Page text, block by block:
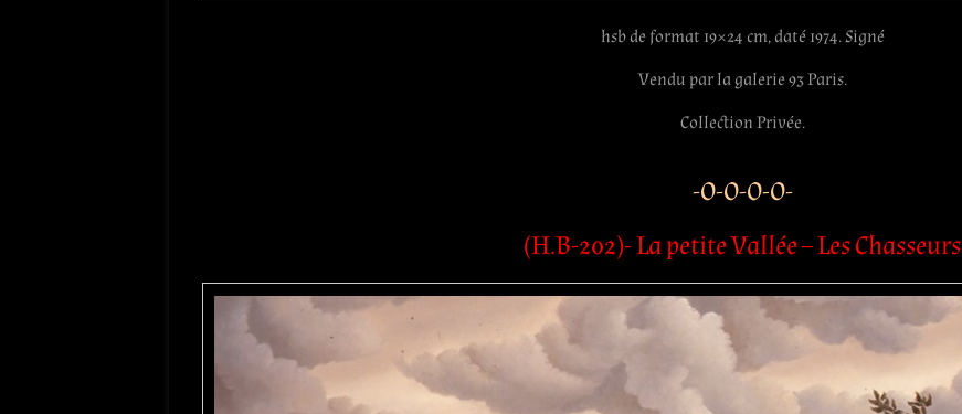
hsb de format 19×24 cm, daté 1974. Signé
Vendu par la galerie 93 Paris.
Collection Privée.
-O-O-O-O-
(H.B-202)- La petite Vallée – Les Chasseurs